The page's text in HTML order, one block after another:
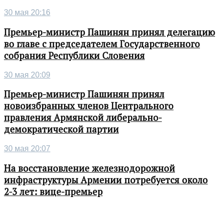
30 мая 20:16
Премьер-министр Пашинян принял делегацию
во главе с председателем Государственного
собрания Республики Словения
30 мая 20:09
Премьер-министр Пашинян принял
новоизбранных членов Центрального
правления Армянской либерально-
демократической партии
30 мая 20:07
На восстановление железнодорожной
инфраструктуры Армении потребуется около
2-3 лет: вице-премьер